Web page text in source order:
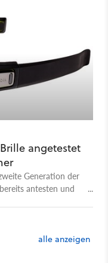
angetestet
Generation der
antesten und
alle anzeigen